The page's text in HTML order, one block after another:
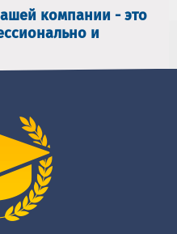
компании - это
и